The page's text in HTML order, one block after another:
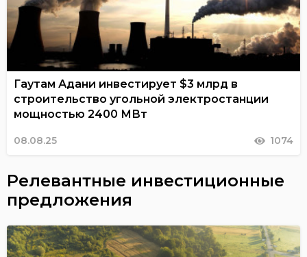
Гаутам Адани инвестирует $3 млрд в
строительство угольной электростанции
мощностью 2400 МВт
08.08.25 1074
Релевантные инвестиционные
предложения